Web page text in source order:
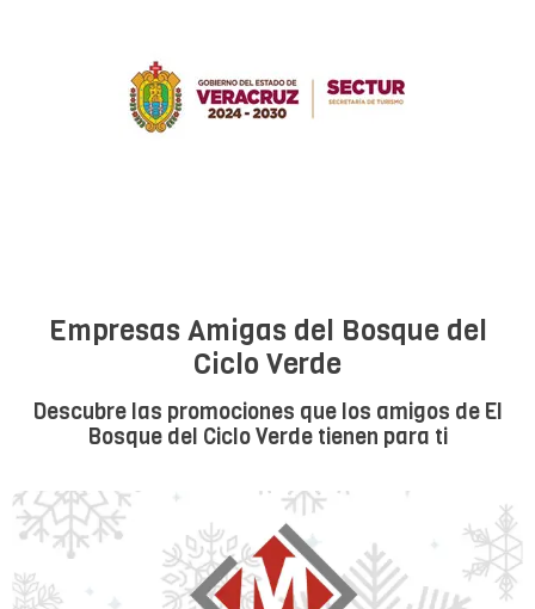
Empresas Amigas del Bosque del
Ciclo Verde
Descubre las promociones que los amigos de El
Bosque del Ciclo Verde tienen para ti